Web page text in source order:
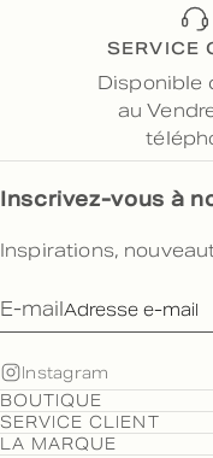
SERVICE
Disponible
au
Inscrivez-vous à
Inspirations,
E-mail
Instagram
BOUTIQUE
SERVICE CLIENT
LA MARQUE